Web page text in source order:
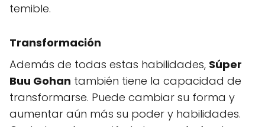
temible.
Transformación
Además de todas estas habilidades, Súper
Buu Gohan también tiene la capacidad de
transformarse. Puede cambiar su forma y
aumentar aún más su poder y habilidades.